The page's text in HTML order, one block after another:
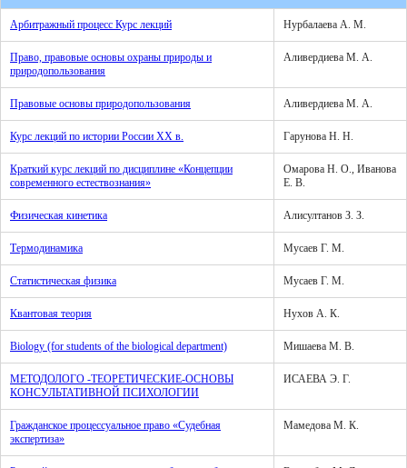
Арбитражный процесс Курс лекций Нурбалаева А. М.
Право, правовые основы охраны природы и
природопользования
Аливердиева М. А.
Правовые основы природопользования Аливердиева М. А.
Курс лекций по истории России XX в. Гарунова Н. Н.
Краткий курс лекций по дисциплине «Концепции
современного естествознания»
Омарова Н. О., Иванова
Е. В.
Физическая кинетика Алисултанов З. З.
Термодинамика Мусаев Г. М.
Cтатистическая физика Мусаев Г. М.
Квантовая теория Нухов А. К.
Biology (for students of the biological department) Мишаева М. В.
МЕТОДОЛОГО -ТЕОРЕТИЧЕСКИЕ-ОСНОВЫ
КОНСУЛЬТАТИВНОЙ ПСИХОЛОГИИ
ИСАЕВА Э. Г.
Гражданское процессуальное право «Судебная
экспертиза»
Мамедова М. К.